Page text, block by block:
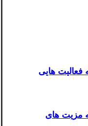
فعالیت هایی
مزیت های